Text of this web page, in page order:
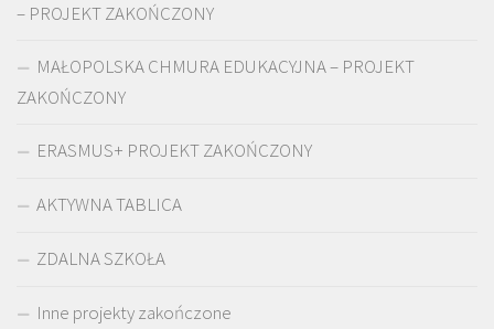
– PROJEKT ZAKOŃCZONY
MAŁOPOLSKA CHMURA EDUKACYJNA – PROJEKT
ZAKOŃCZONY
ERASMUS+ PROJEKT ZAKOŃCZONY
AKTYWNA TABLICA
ZDALNA SZKOŁA
Inne projekty zakończone